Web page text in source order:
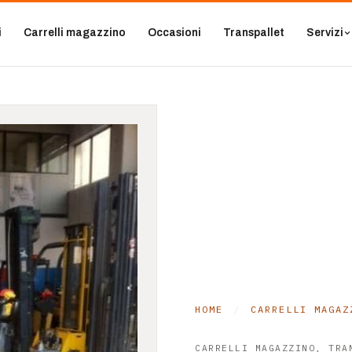
Carrelli magazzino Occasioni Transpallet Servizi
HOME CARRELLI
CARRELLI MAGAZZINO,